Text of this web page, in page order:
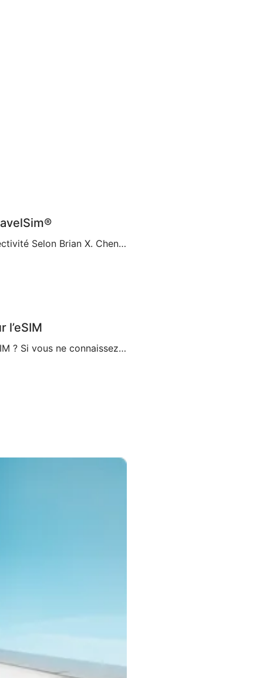
Les Cartes eSIM Ouvrent une Nouvelle Ère de Connectivité Selon Brian X. Chen, journaliste du New York Times spécialisé dans les technologies grand public, bientôt « la carte SIM physique n’existera plus« . C’est en partie grâce à la décision d’Apple de supprimer le support de carte SIM de l’iPhone 14, ce qui en fait le premier […]
l’eSIM
Guide complet sur l’eSIM [2023] Qu’est-ce qu’une eSIM ? Si vous ne connaissez pas cette technologie relativement nouvelle, vous vous demandez ce qu’est une eSIM et si vous devriez choisir cette option pour vos déplacements et vos voyages. Une eSIM, également connue sous le nom de SIM intégrée ou SIM électronique, est un composant qui […]